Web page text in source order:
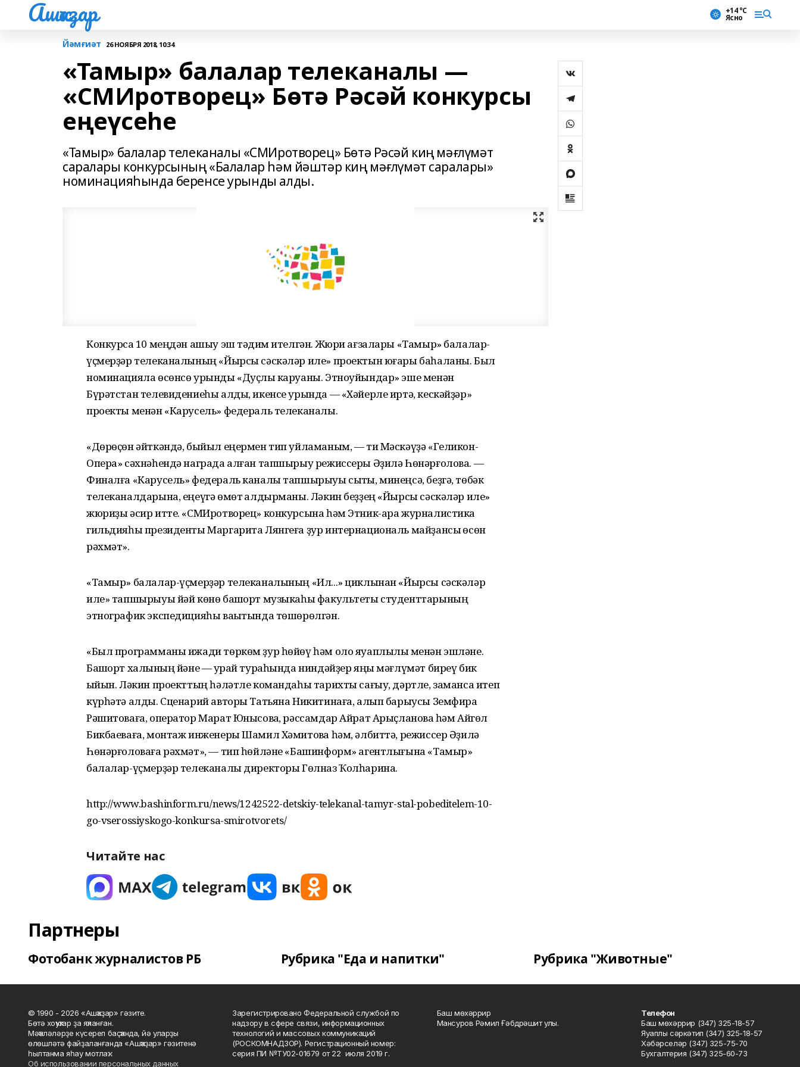
Ашҡаҙар +14 °С
Ясно
Йәмғиәт 26 НОЯБРЯ 2018, 10:34
«Тамыр» балалар телеканалы —
«СМИротворец» Бөтә Рәсәй конкурсы
еңеүсеһе
«Тамыр» балалар телеканалы «СМИротворец» Бөтә Рәсәй киң мәғлүмәт
саралары конкурсының «Балалар һәм йәштәр киң мәғлүмәт саралары»
номинацияһында беренсе урынды алды.
Конкурсҡа 10 меңдән ашыу эш тәҡдим ителгән. Жюри ағзалары «Тамыр» балалар-
үҫмерҙәр телеканалының «Йырсы сәскәләр иле» проектын юғары баһаланы. Был
номинацияла өсөнсө урынды «Дуҫлыҡ каруаны. Этноуйындар» эше менән
Бүрәтстан телевидениеһы алды, икенсе урында — «Хәйерле иртә, кескәйҙәр»
проекты менән «Карусель» федераль телеканалы.
«Дөрөҫөн әйткәндә, быйыл еңермен тип уйламаным, — ти Мәскәүҙә «Геликон-
Опера» сәхнәһендә награда алған тапшырыу режиссеры Әҙилә Һөнәрғолова. —
Финалға «Карусель» федераль каналы тапшырыуы сыҡты, минеңсә, беҙгә, төбәк
телеканалдарына, еңеүгә өмөт ҡалдырманы. Ләкин беҙҙең «Йырсы сәскәләр иле»
жюриҙы әсир итте. «СМИротворец» конкурсына һәм Этник-ара журналистика
гильдияһы президенты Маргарита Лянгеға ҙур интернациональ майҙансыҡ өсөн
рәхмәт».
«Тамыр» балалар-үҫмерҙәр телеканалының «Ил...» циклынан «Йырсы сәскәләр
иле» тапшырыуы йәй көнө башҡорт музыкаһы факультеты студенттарының
этнографик экспедицияһы ваҡытында төшөрөлгән.
«Был программаны ижади төркөм ҙур һөйөү һәм оло яуаплылыҡ менән эшләне.
Башҡорт халҡының йәне — ҡурай тураһында ниндәйҙер яңы мәғлүмәт биреү бик
ҡыйын. Ләкин проекттың һәләтле командаһы тарихты сағыу, дәртле, заманса итеп
күрһәтә алды. Сценарий авторы Татьяна Никитинаға, алып барыусы Земфира
Рәшитоваға, оператор Марат Юнысовҡа, рәссамдар Айрат Арыҫлановҡа һәм Айгөл
Бикбаеваға, монтаж инженеры Шамил Хәмитовҡа һәм, әлбиттә, режиссер Әҙилә
Һөнәрғоловаға рәхмәт», — тип һөйләне «Башинформ» агентлығына «Тамыр»
балалар-үҫмерҙәр телеканалы директоры Гөлназ Ҡолһарина.
http://www.bashinform.ru/news/1242522-detskiy-telekanal-tamyr-stal-pobeditelem-10-
go-vserossiyskogo-konkursa-smirotvorets/
Читайте нас
Партнеры
Фотобанк журналистов РБ Рубрика "Еда и напитки" Рубрика "Животные"
© 1990 - 2026 «Ашҡаҙар» гәзите.
Бөтә хоҡуҡтар ҙа яҡланған.
Мәҡәләләрҙе күсереп баҫҡанда, йә уларҙы
өлөшләтә файҙаланғанда «Ашҡаҙар» гәзитенә
һылтанма яһау мотлаҡ.
Об использовании персональных данных
Зарегистрировано Федеральной службой по
надзору в сфере связи, информационных
технологий и массовых коммуникаций
(РОСКОМНАДЗОР). Регистрационный номер:
серия ПИ №ТУ02-01679 от 22 июля 2019 г.
Баш мөхәррир
Мансуров Рәмил Ғәбдрәшит улы.
Телефон
Баш мөхәррир (347) 325-18-57
Яуаплы сәркәтип (347) 325-18-57
Хәбәрселәр (347) 325-75-70
Бухгалтерия (347) 325-60-73